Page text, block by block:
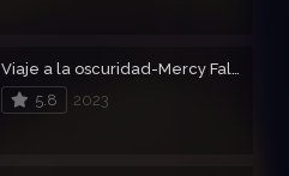
5.8
2023